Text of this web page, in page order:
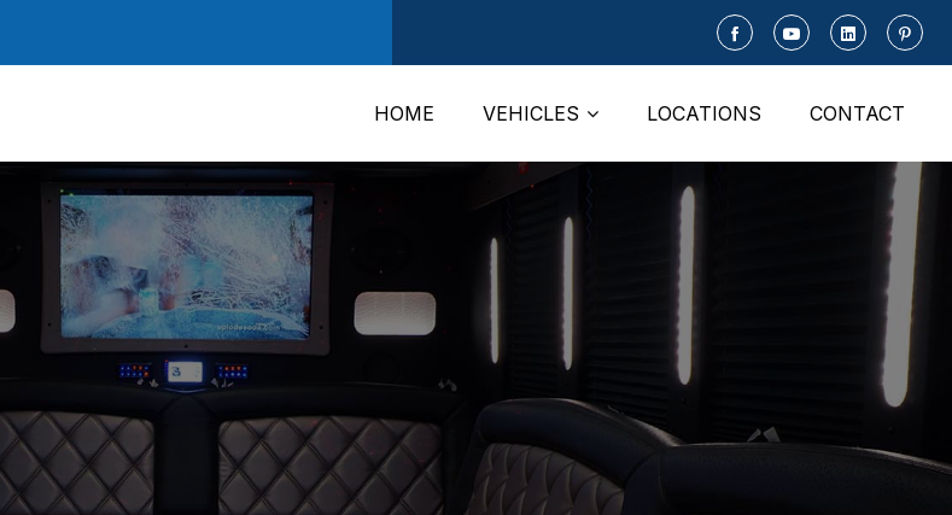
HOME VEHICLES LOCATIONS CONTACT